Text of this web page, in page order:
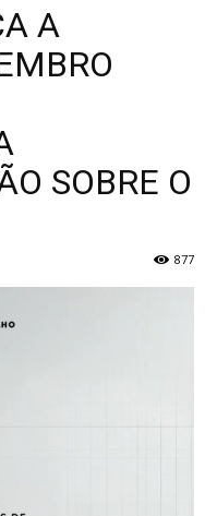
A
SOBRE O
877